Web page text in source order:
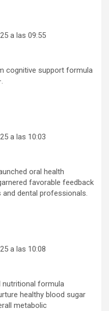
a las 09:55
cognitive support formula
a las 10:03
oral health
favorable feedback
dental professionals.
a las 10:08
nutritional formula
healthy blood sugar
metabolic